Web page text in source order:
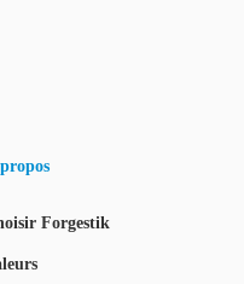
Forgestik